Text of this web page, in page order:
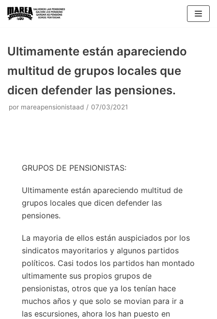
Saltar
Ultimamente están apareciendo
multitud de grupos locales que
dicen defender las pensiones.
por mareapensionistaad 07/03/2021
GRUPOS DE PENSIONISTAS:
Ultimamente están apareciendo multitud de
grupos locales que dicen defender las
pensiones.
La mayoria de ellos están auspiciados por los
sindicatos mayoritarios y algunos partidos
políticos. Casi todos los partidos han montado
ultimamente sus propios grupos de
pensionistas, otros que ya los tenían hace
muchos años y que solo se movian para ir a
las escursiones, ahora los han puesto en